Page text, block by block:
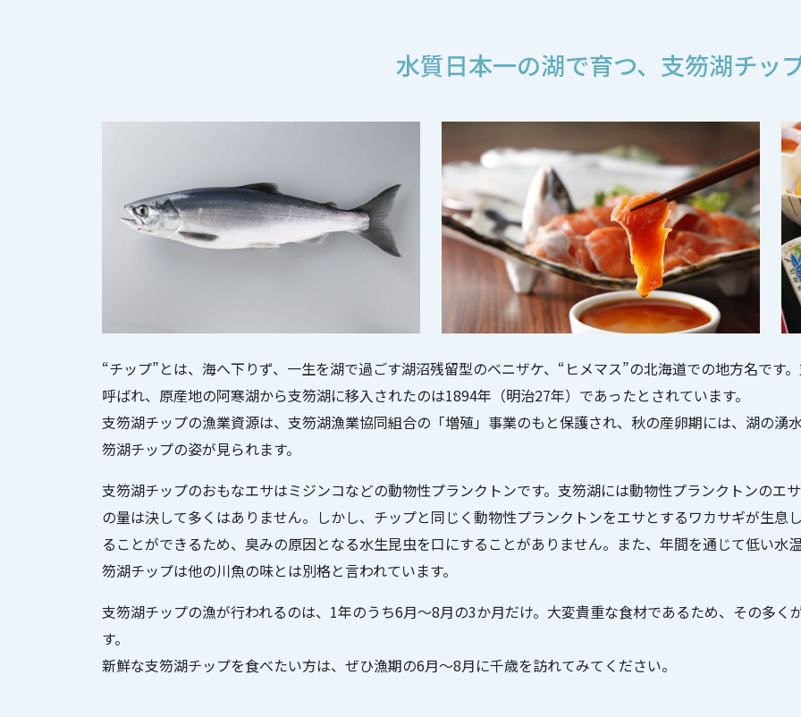
水質日本一の湖で育つ、 支笏湖チッ
“チップ”とは、海へ下りず、一生を湖で過ごす湖沼残留型のベニザケ、“ヒメマス”の北海道での地方名です
呼ばれ、原産地の阿寒湖から支笏湖に移入されたのは1894年（明治27年）であったとされています。
支笏湖チップの漁業資源は、支笏湖漁業協同組合の「増殖」事業のもと保護され、秋の産卵期には、湖の湧
笏湖チップの姿が見られます。
支笏湖チップのおもなエサはミジンコなどの動物性プランクトンです。支笏湖には動物性プランクトンのエ
の量は決して多くはありません。しかし、チップと同じく動物性プランクトンをエサとするワカサギが生息
ることができるため、臭みの原因となる水生昆虫を口にすることがありません。また、年間を通じて低い水
笏湖チップは他の川魚の味とは別格と言われています。
支笏湖チップの漁が行われるのは、1年のうち6月～8月の3か月だけ。大変貴重な食材であるため、その多
す。
新鮮な支笏湖チップを食べたい方は、ぜひ漁期の6月～8月に千歳を訪れてみてください。